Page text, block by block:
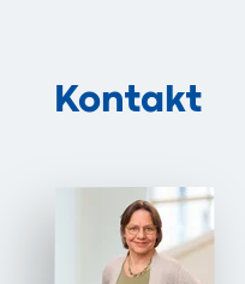
Kontakt